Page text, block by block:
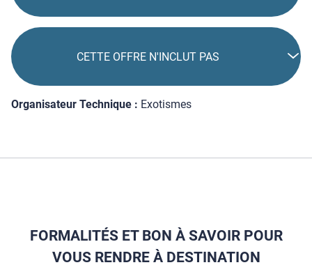
Organisateur Technique : Exotismes
VOUS RENDRE À DESTINATION
Afin de faciliter la préparation et le bon déroulement